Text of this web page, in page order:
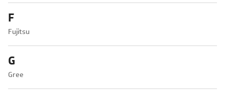
F
Fujitsu
G
Gree